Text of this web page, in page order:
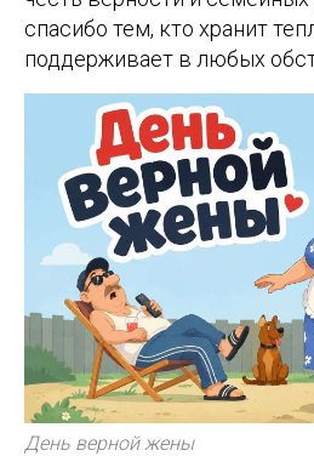
спасибо тем, кто хранит
поддерживает в любых
День верной жены